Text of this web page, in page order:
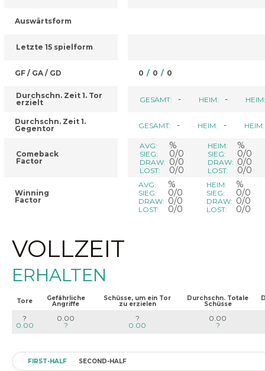
Auswärtsform
Letzte 15 spielform
GF / GA / GD
Durchschn. Zeit 1. Tor
erzielt
Durchschn. Zeit 1.
Gegentor
Comeback
Factor
Winning
Factor
0 / 0 / 0
GESAMT: - HEIM: - HEIM:
GESAMT: - HEIM: - HEIM:
AVG: %
SIEG: 0/0
DRAW: 0/0
LOST: 0/0
HEIM: %
SIEG: 0/0
DRAW: 0/0
LOST: 0/0
AVG: %
SIEG: 0/0
DRAW: 0/0
LOST: 0/0
HEIM: %
SIEG: 0/0
DRAW: 0/0
LOST: 0/0
VOLLZEIT
ERHALTEN
Tore Gefährliche
Angriffe
Schüsse, um ein Tor
zu erzielen
Durchschn. Totale
Schüsse
?
0.00
0.00
?
?
0.00
0.00
?
FIRST-HALF SECOND-HALF